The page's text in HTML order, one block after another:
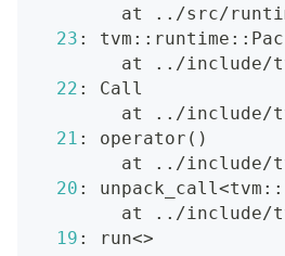
        at
.. /src/
23 :
        at
.. /include/
22 : Call
        at
.. /include/
21 : operator ( )
        at
.. /include/
20 : unpack_call <
        at
.. /include/
19 : run<>